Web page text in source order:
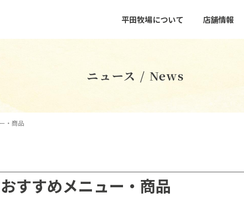
平田牧場について 店舗情報
ニュース / News
・商品
すすめメニュー・商品